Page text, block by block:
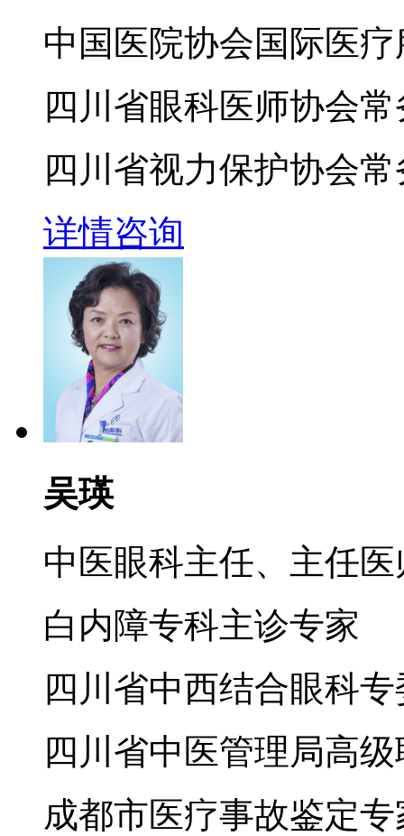
中国医院协会国际医
四川省眼科医师协会
四川省视力保护协会
详情咨询
吴瑛
中医眼科主任、主任医
白内障专科主诊专家
四川省中西结合眼科
四川省中医管理局高
成都市医疗事故鉴定